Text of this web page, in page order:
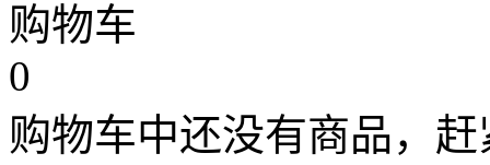
购物车
0
购物车中还没有商品，